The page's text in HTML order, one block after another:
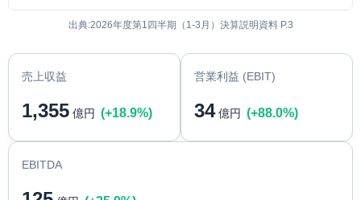
出典:2026年度第1四半期（1-3月）決算説明資料 P.3
売上収益
1,355 億円 (+18.9%)
営業利益 (EBIT)
34億円 (+88.0%)
EBITDA